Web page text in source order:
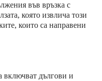
във връзка с
която извлича този
които са направени
включват дългови и